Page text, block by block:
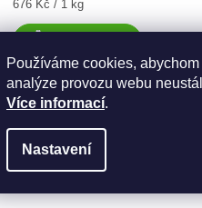
Používáme cookies,
analýze provozu webu
Více informací.
Nastavení
Měrná
676 Kč / 1 kg